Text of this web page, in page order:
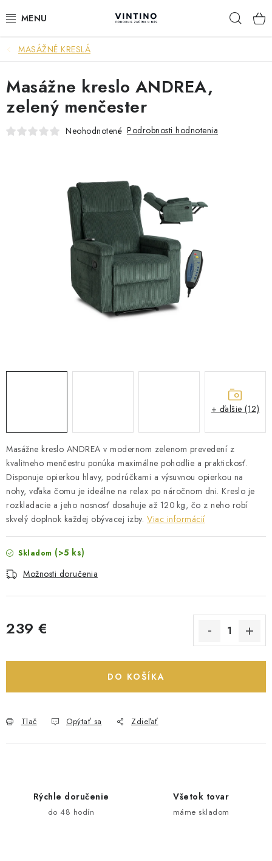
na
NÁBYTOK
VÝPREDAJ
ZÁVESNÉ HOJDACIE KRESLÁ
JEDÁLENSKÉ STOLIČKY
ZÁHRADNÝ NÁBYTOK
STOJANY A REGÁLY
SKRIŇA NA TOPANKY
FAQ - NAJČASTEJŠIE OTÁZKY
Všeobecné obchodné podmienky
Reklamácia vrátenie tovaru
Kontakty
MASÁŽNÉ KRESLÁ
Masážne kreslo ANDREA v modernom zelenom prevedení z
kvalitneho menčestru ponúka maximálne pohodlie a praktickosť.
Disponuje opierkou hlavy, podrúčkami a výsuvnou opierkou na
nohy, vďaka čomu je ideálne na relax po náročnom dni. Kreslo je
rozkladacie a jeho nosnosť dosahuje až 120 kg, čo z neho robí
skvelý doplnok každej obývacej izby. Viac informácií
Skladom (>5 ks)
Možnosti doručenia
239 €
DO KOŠÍKA
Tlač Opýtať sa Zdieľať
Masážne kreslo ANDREA,
zelený menčester
Neohodnotené Podrobnosti hodnotenia
+ ďalšie (12)
Rýchle doručenie
do 48 hodín
Všetok tovar
máme skladom